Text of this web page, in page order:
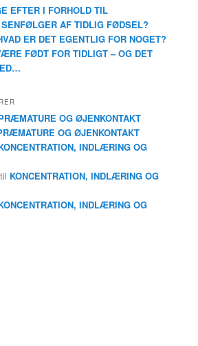
EFTER I FORHOLD TIL
AF TIDLIG FØDSEL?
ER DET EGENTLIG FOR NOGET?
FØDT FOR TIDLIGT – OG DET
OG ØJENKONTAKT
OG ØJENKONTAKT
INDLÆRING OG
til KONCENTRATION, INDLÆRING OG
INDLÆRING OG